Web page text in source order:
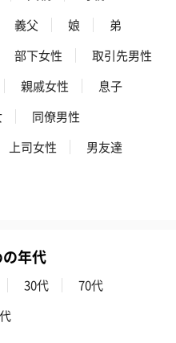
義父 娘
弟
部下女性
取引先男性
親戚女性
息子
同僚男性
上司女性
男友達
年代
30代
70代